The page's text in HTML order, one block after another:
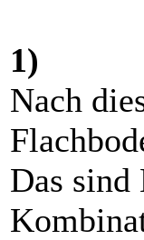
1)
Nach
Das sind